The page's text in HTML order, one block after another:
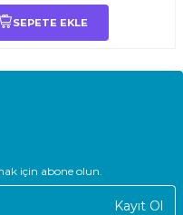
SEPETE EKLE
için abone olun.
Kayıt Ol